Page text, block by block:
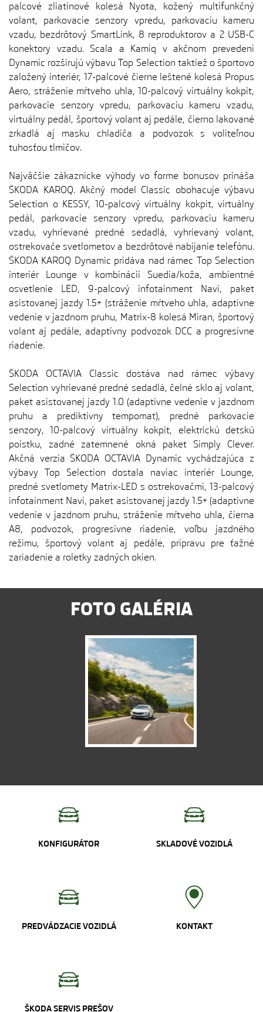
palcové zliatinové kolesá Nyota, kožený multifunkčný
volant, parkovacie senzory vpredu, parkovaciu kameru
vzadu, bezdrôtový SmartLink, 8 reproduktorov a 2 USB-C
konektory vzadu. Scala a Kamiq v akčnom prevedení
Dynamic rozširujú výbavu Top Selection taktiež o športovo
založený interiér, 17-palcové čierne leštené kolesá Propus
Aero, stráženie mŕtveho uhla, 10-palcový virtuálny kokpit,
parkovacie senzory vpredu, parkovaciu kameru vzadu,
virtuálny pedál, športový volant aj pedále, čierno lakované
zrkadlá aj masku chladiča a podvozok s voliteľnou
tuhosťou tlmičov.
Najväčšie zákaznícke výhody vo forme bonusov prináša
ŠKODA KAROQ. Akčný model Classic obohacuje výbavu
Selection o KESSY, 10-palcový virtuálny kokpit, virtuálny
pedál, parkovacie senzory vpredu, parkovaciu kameru
vzadu, vyhrievané predné sedadlá, vyhrievaný volant,
ostrekovače svetlometov a bezdrôtové nabíjanie telefónu.
ŠKODA KAROQ Dynamic pridáva nad rámec Top Selection
interiér Lounge v kombinácii Suedia/koža, ambientné
osvetlenie LED, 9-palcový infotainment Navi, paket
asistovanej jazdy 1.5+ (stráženie mŕtveho uhla, adaptívne
vedenie v jazdnom pruhu, Matrix-8 kolesá Miran, športový
volant aj pedále, adaptívny podvozok DCC a progresívne
riadenie.
ŠKODA OCTAVIA Classic dostáva nad rámec výbavy
Selection vyhrievané predné sedadlá, čelné sklo aj volant,
paket asistovanej jazdy 1.0 (adaptívne vedenie v jazdnom
pruhu a prediktívny tempomat), predné parkovacie
senzory, 10-palcový virtuálny kokpit, elektrickú detskú
poistku, zadné zatemnené okná paket Simply Clever.
Akčná verzia ŠKODA OCTAVIA Dynamic vychádzajúca z
výbavy Top Selection dostala naviac interiér Lounge,
predné svetlomety Matrix-LED s ostrekovačmi, 13-palcový
infotainment Navi, paket asistovanej jazdy 1.5+ (adaptívne
vedenie v jazdnom pruhu, stráženie mŕtveho uhla, čierna
A8, podvozok, progresívne riadenie, voľbu jazdného
režimu, športový volant aj pedále, prípravu pre ťažné
zariadenie a roletky zadných okien.
FOTO GALÉRIA
KONFIGURÁTOR SKLADOVÉ VOZIDLÁ
PREDVÁDZACIE VOZIDLÁ KONTAKT
ŠKODA SERVIS PREŠOV